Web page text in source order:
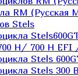
RM (Русская
Stels
H/ 700 H EFI
Stels
Stels 300 B